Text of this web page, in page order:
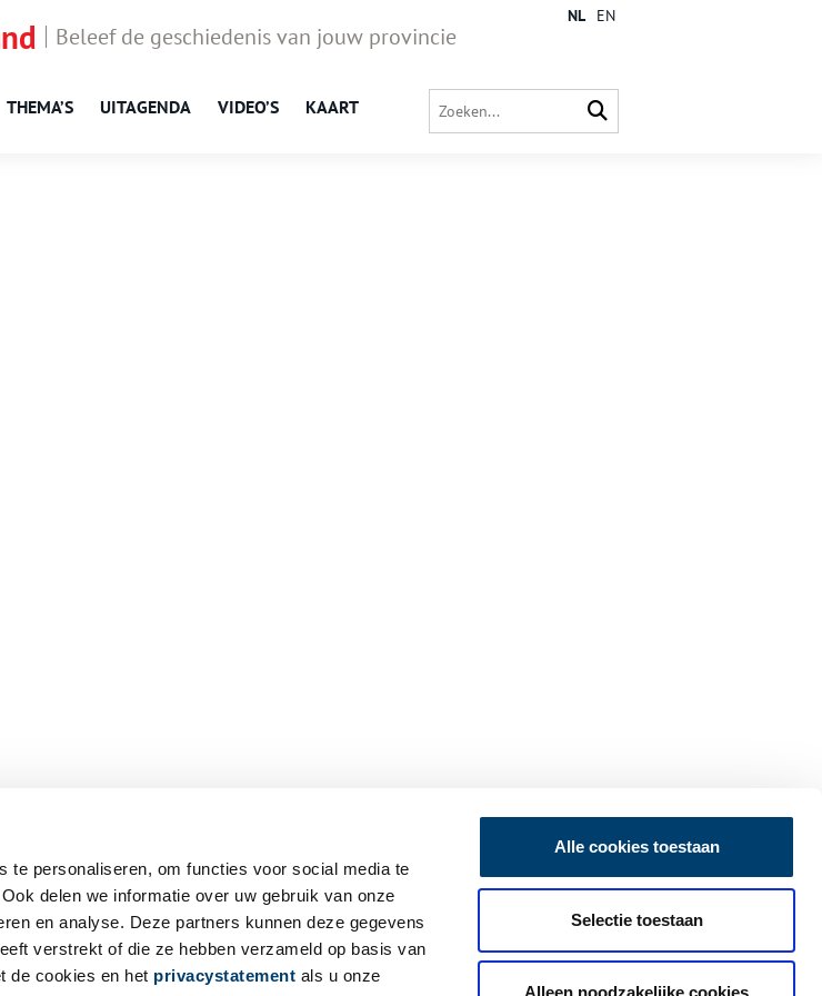
te personaliseren, om functies voor social media te
delen we informatie over uw gebruik van onze
en analyse. Deze partners kunnen deze gegevens
verstrekt of die ze hebben verzameld op basis van
de cookies en het privacystatement als u onze
Alle cookies toestaan
Selectie toestaan
Alleen noodzakelijke cookies
Beleef de geschiedenis van jouw provincie
THEMA’S UITAGENDA VIDEO’S KAART
NL EN